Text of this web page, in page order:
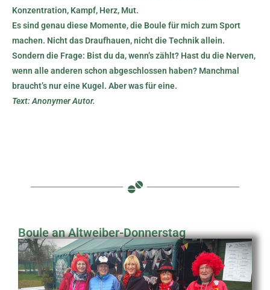
Konzentration, Kampf, Herz, Mut.
Es sind genau diese Momente, die Boule für mich zum Sport
machen. Nicht das Draufhauen, nicht die Technik allein.
Sondern die Frage: Bist du da, wenn’s zählt? Hast du die Nerven,
wenn alle anderen schon abgeschlossen haben? Manchmal
braucht’s nur eine Kugel. Aber was für eine.
Text: Anonymer Autor.
Boule an Altweiber-Donnerstag